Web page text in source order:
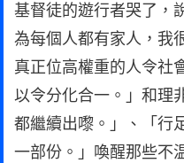
基督徒的遊行者哭了，
為每個人都有家人，我
真正位高權重的人令社
以令分化合一。」和理
都繼續出嚟。」、「行
一部份。」喚醒那些不